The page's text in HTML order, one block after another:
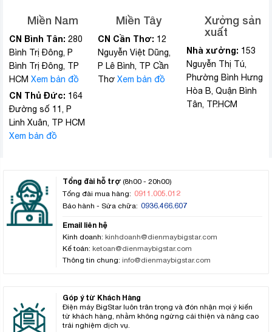
Miền Nam
CN Bình Tân: 280
Bình Trị Đông, P
Bình Trị Đông, TP
HCM Xem bản đồ
CN Thủ Đức: 164
Đường số 11, P
Linh Xuân, TP HCM
Xem bản đồ
Miền Tây
CN Cần Thơ: 12
Nguyễn Việt Dũng,
P Lê Bình, TP Cần
Thơ Xem bản đồ
Xưởng sản
xuất
Nhà xưởng: 153
Nguyễn Thị Tú,
Phường Bình Hưng
Hòa B, Quận Bình
Tân, TP.HCM
Tổng đài hỗ trợ (8h00 - 20h00)
Tổng đài mua hàng: 0911.005.012
Bảo hành - Sửa chữa: 0936.466.607
Email liên hệ
Kinh doanh: kinhdoanh@dienmaybigstar.com
Kế toán: ketoan@dienmaybigstar.com
Thông tin chung: info@dienmaybigstar.com
Góp ý từ Khách Hàng
Điện máy BigStar luôn trân trọng và đón nhận mọi ý kiến
từ khách hàng, nhằm không ngừng cải thiện và nâng cao
trải nghiệm dịch vụ.